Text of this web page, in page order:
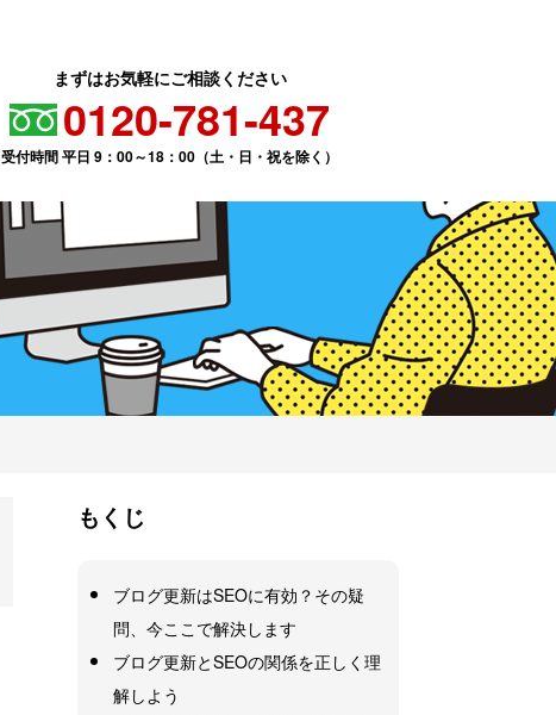
まずはお気軽にご相談ください
0120-781-437
受付時間 平日 9：00～18：00（土・日・祝を除く）
もくじ
ブログ更新はSEOに有効？その疑
問、今ここで解決します
ブログ更新とSEOの関係を正しく理
解しよう